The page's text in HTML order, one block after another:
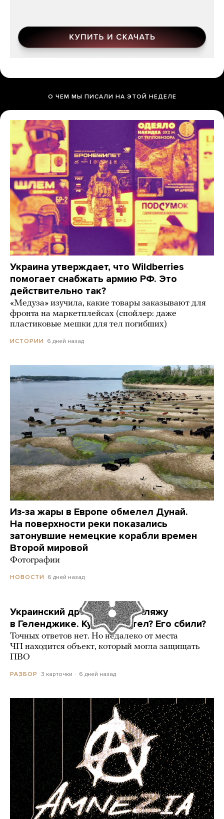
О ЧЕМ МЫ ПИСАЛИ НА ЭТОЙ НЕДЕЛЕ
Украина утверждает, что Wildberries
помогает снабжать армию РФ. Это
действительно так?
«Медуза» изучила, какие товары заказывают для
фронта на маркетплейсах (спойлер: даже
пластиковые мешки для тел погибших)
ИСТОРИИ 6 дней назад
Из-за жары в Европе обмелел Дунай.
На поверхности реки показались
затонувшие немецкие корабли времен
Второй мировой
Фотографии
НОВОСТИ 6 дней назад
Украинский дрон попал по пляжу
в Геленджике. Куда он летел? Его сбили?
Точных ответов нет. Но недалеко от места
ЧП находится объект, который могла защищать
ПВО
РАЗБОР 3 карточки 6 дней назад